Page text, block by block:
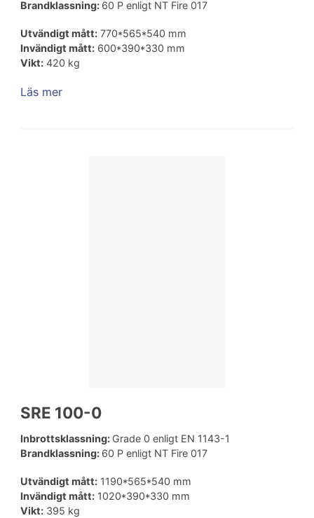
Brandklassning: 60 P enligt NT Fire 017
Utvändigt mått:770*565*540 mm
Invändigt mått:600*390*330 mm
Vikt:420 kg
Läs mer
SRE 100-0
Inbrottsklassning: Grade 0 enligt EN 1143-1
Brandklassning: 60 P enligt NT Fire 017
Utvändigt mått:1190*565*540 mm
Invändigt mått:1020*390*330 mm
Vikt:395 kg